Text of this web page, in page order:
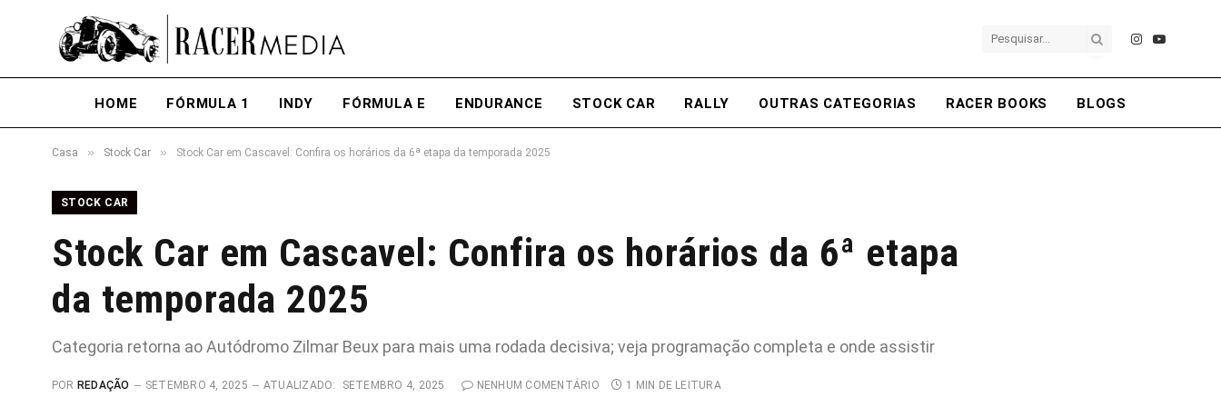
Instagram
YouTube
HOME FÓRMULA 1 INDY FÓRMULA E ENDURANCE STOCK CAR RALLY OUTRAS CATEGORIAS RACER BOOKS BLOGS
Casa » Stock Car » Stock Car em Cascavel: Confira os horários da 6ª etapa da temporada 2025
STOCK CAR
Stock Car em Cascavel: Confira os horários da 6ª etapa
da temporada 2025
Categoria retorna ao Autódromo Zilmar Beux para mais uma rodada decisiva; veja programação completa e onde assistir
POR REDAÇÃO SETEMBRO 4, 2025 ATUALIZADO: SETEMBRO 4, 2025 NENHUM COMENTÁRIO 1 MIN DE LEITURA